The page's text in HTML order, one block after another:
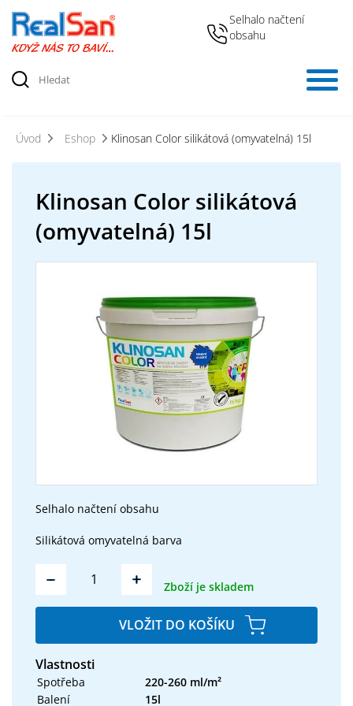
Selhalo načtení
obsahu
Úvod Eshop Klinosan Color silikátová (omyvatelná) 15l
Klinosan Color silikátová
(omyvatelná) 15l
Selhalo načtení obsahu
Silikátová omyvatelná barva
- + Zboží je skladem
VLOŽIT DO KOŠÍKU
Vlastnosti
Spotřeba
220-260 ml/m²
Balení
15l